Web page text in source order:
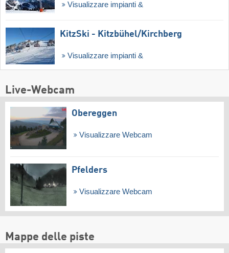
Visualizzare impianti &
KitzSki - Kitzbühel/​Kirchberg
Visualizzare impianti &
Live-Webcam
Obereggen
Visualizzare Webcam
Pfelders
Visualizzare Webcam
Mappe delle piste